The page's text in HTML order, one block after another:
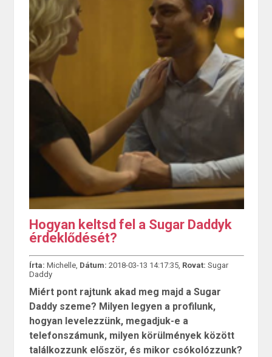
Hogyan keltsd fel a Sugar Daddyk
érdeklődését?
Írta: Michelle, Dátum: 2018-03-13 14:17:35, Rovat: Sugar
Daddy
Miért pont rajtunk akad meg majd a Sugar
Daddy szeme? Milyen legyen a profilunk,
hogyan levelezzünk, megadjuk-e a
telefonszámunk, milyen körülmények között
találkozzunk először, és mikor csókolózzunk?